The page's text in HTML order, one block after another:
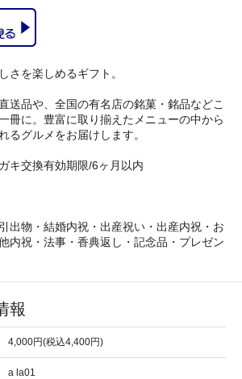
さを楽しめるギフト。
送品や、全国の有名店の銘菓・銘品などこ
冊に。豊富に取り揃えたメニューの中から
るグルメをお届けします。
キ交換有効期限/6ヶ月以内
出物・結婚内祝・出産祝い・出産内祝・お
内祝・法事・香典返し・記念品・プレゼン
報
4,000円(税込4,400円)
a la01